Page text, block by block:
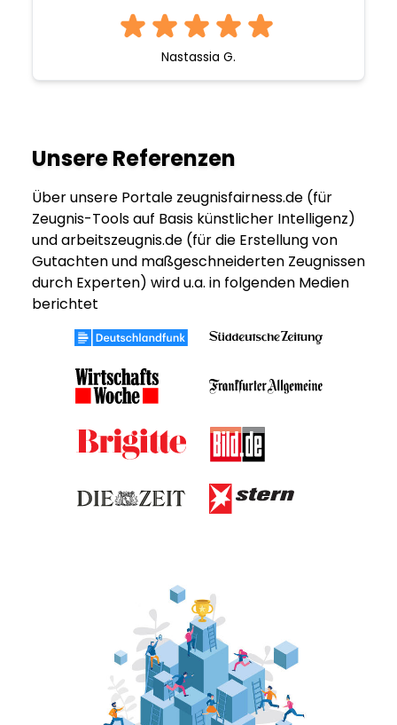
Nastassia G.
Unsere Referenzen
Über unsere Portale zeugnisfairness.de (für
Zeugnis-Tools auf Basis künstlicher Intelligenz)
und arbeitszeugnis.de (für die Erstellung von
Gutachten und maßgeschneiderten Zeugnissen
durch Experten) wird u.a. in folgenden Medien
berichtet